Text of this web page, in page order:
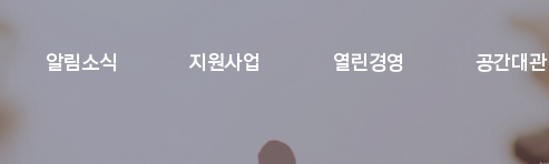
알림소식 지원사업 열린경영 공간대관